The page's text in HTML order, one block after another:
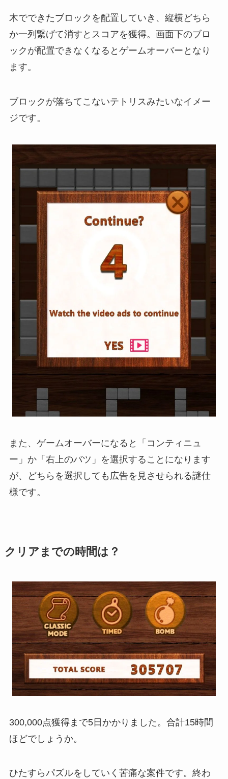
木でできたブロックを配置していき、縦横どちら
か一列繋げて消すとスコアを獲得。画面下のブロ
ックが配置できなくなるとゲームオーバーとなり
ます。
ブロックが落ちてこないテトリスみたいなイメー
ジです。
また、ゲームオーバーになると「コンティニュ
ー」か「右上のバツ」を選択することになります
が、どちらを選択しても広告を見させられる謎仕
様です。
クリアまでの時間は？
300,000点獲得まで5日かかりました。合計15時間
ほどでしょうか。
ひたすらパズルをしていく苦痛な案件です。終わ